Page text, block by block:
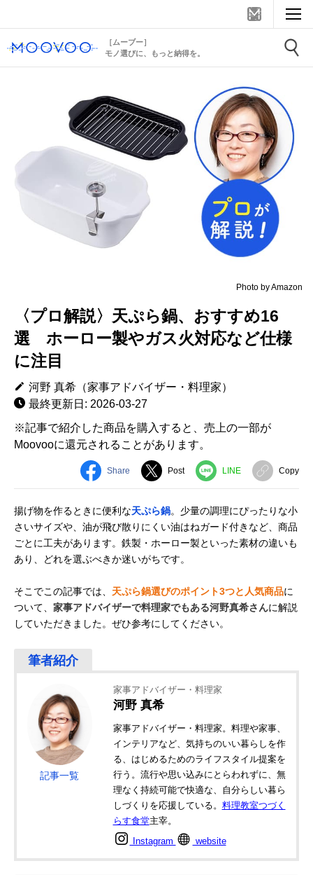
［ムーブー］
モノ選びに、もっと納得を。
Photo by Amazon
〈プロ解説〉天ぷら鍋、おすすめ16
選 ホーロー製やガス火対応など仕様
に注目
河野 真希（家事アドバイザー・料理家）
最終更新日: 2026-03-27
※記事で紹介した商品を購入すると、売上の一部が
Moovooに還元されることがあります。
Share Post LINE Copy
揚げ物を作るときに便利な天ぷら鍋。少量の調理にぴったりな小
さいサイズや、油が飛び散りにくい油はねガード付きなど、商品
ごとに工夫があります。鉄製・ホーロー製といった素材の違いも
あり、どれを選ぶべきか迷いがちです。
そこでこの記事では、 天ぷら鍋選びのポイント3つと人気商品に
ついて、 家事アドバイザーで料理家でもある河野真希さんに解説
していただきました。ぜひ参考にしてください。
記事一覧
家事アドバイザー・料理家
河野 真希
家事アドバイザー・料理家。料理や家事、
インテリアなど、気持ちのいい暮らしを作
る、はじめるためのライフスタイル提案を
行う。流行や思い込みにとらわれずに、無
理なく持続可能で快適な、自分らしい暮ら
しづくりを応援している。 料理教室つづく
らす食堂主宰。
Instagram website